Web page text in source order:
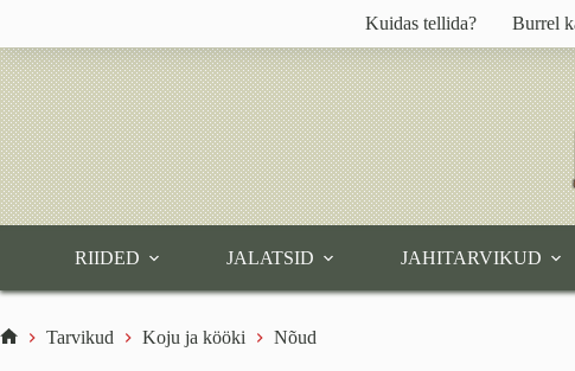
content
Kuidas tellida? Burrel
RIIDED JALATSID JAHITARVIKUD
Tarvikud Koju ja kööki Nõud